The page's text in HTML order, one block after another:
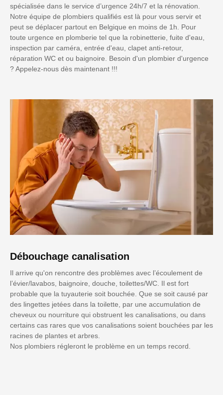
spécialisée dans le service d’urgence 24h/7 et la rénovation.
Notre équipe de plombiers qualifiés est là pour vous servir et
peut se déplacer partout en Belgique en moins de 1h. Pour
toute urgence en plomberie tel que la robinetterie, fuite d'eau,
inspection par caméra, entrée d'eau, clapet anti-retour,
réparation WC et ou baignoire. Besoin d'un plombier d'urgence
? Appelez-nous dès maintenant !!!
Débouchage canalisation
Il arrive qu'on rencontre des problèmes avec l’écoulement de
l’évier/lavabos, baignoire, douche, toilettes/WC. Il est fort
probable que la tuyauterie soit bouchée. Que se soit causé par
des lingettes jetées dans la toilette, par une accumulation de
cheveux ou nourriture qui obstruent les canalisations, ou dans
certains cas rares que vos canalisations soient bouchées par les
racines de plantes et arbres.
Nos plombiers régleront le problème en un temps record.